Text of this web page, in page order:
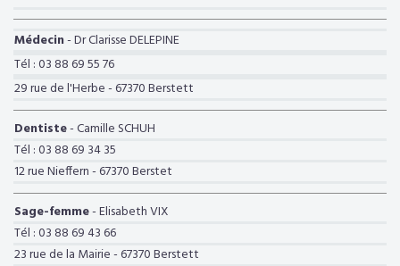
Médecin- Dr Clarisse DELEPINE
Tél : 03 88 69 55 76
29 rue de l'Herbe - 67370 Berstett
Dentiste- Camille SCHUH
Tél : 03 88 69 34 35
12 rue Nieffern - 67370 Berstet
Sage-femme- Elisabeth VIX
Tél : 03 88 69 43 66
23 rue de la Mairie - 67370 Berstett